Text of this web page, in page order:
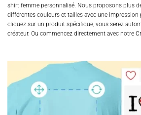
shirt femme personnalisé. Nous proposons plus
différentes couleurs et tailles avec une impression
cliquez sur un produit spécifique, vous serez
créateur. Ou commencez directement avec notre